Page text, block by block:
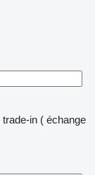
trade-in ( échange